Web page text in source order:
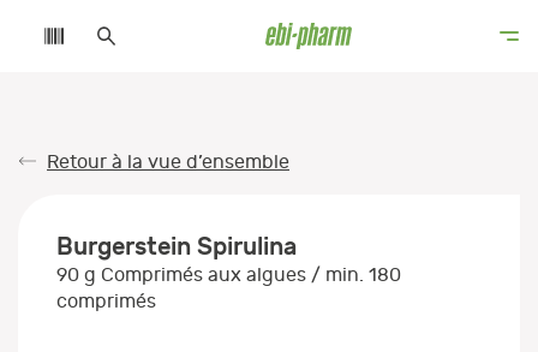
Retour à la vue d’ensemble
Burgerstein Spirulina
90 g Comprimés aux algues / min. 180
comprimés